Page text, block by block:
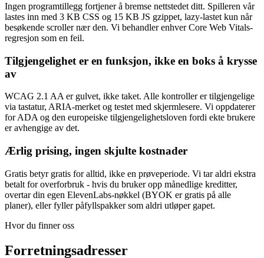
Ingen programtillegg fortjener å bremse nettstedet ditt. Spilleren vår
lastes inn med 3 KB CSS og 15 KB JS gzippet, lazy-lastet kun når
besøkende scroller nær den. Vi behandler enhver Core Web Vitals-
regresjon som en feil.
Tilgjengelighet er en funksjon, ikke en boks å krysse
av
WCAG 2.1 AA er gulvet, ikke taket. Alle kontroller er tilgjengelige
via tastatur, ARIA-merket og testet med skjermlesere. Vi oppdaterer
for ADA og den europeiske tilgjengelighetsloven fordi ekte brukere
er avhengige av det.
Ærlig prising, ingen skjulte kostnader
Gratis betyr gratis for alltid, ikke en prøveperiode. Vi tar aldri ekstra
betalt for overforbruk - hvis du bruker opp månedlige kreditter,
overtar din egen ElevenLabs-nøkkel (BYOK er gratis på alle
planer), eller fyller påfyllspakker som aldri utløper gapet.
Hvor du finner oss
Forretningsadresser